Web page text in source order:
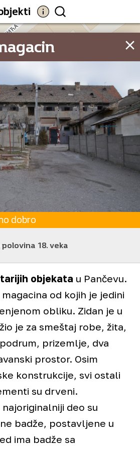
dobro
18. veka
objekata u Pančevu.
od kojih je jedini
obliku. Zidan je u
je za smeštaj robe, žita,
prizemlje, dva
prostor. Osim
konstrukcije, svi ostali
su drveni.
deo su
badže, postavljene u
ima badže sa